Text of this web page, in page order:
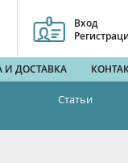
Вход
И ДОСТАВКА
Статьи